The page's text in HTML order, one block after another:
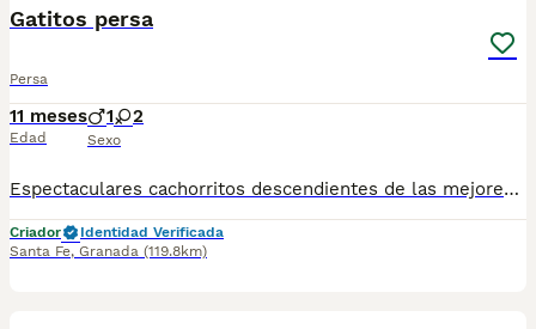
Gatitos persa
Persa
11 meses
Edad
1 2
Sexo
Espectaculares cachorritos descendientes de las mejores líneas de sangre. Disponibles machos y hembras Las camadas están bajo supervisión veterinaria desde su nacimiento hasta que son entregadas a su nueva familia. Criados por un equipo de profesionales y mejores personas que, con años de experiencia a sus espaldas, cuidan a los animales por vocación, aplicando una cría ética y responsable para que cada cachorro se desarrolle con la mejor salud y con un buen temperamento. Todos los cachorritos se entregan con unos dos meses y medio de edad y sus vacunas correspondientes, desparasitados interna y externamente, con certificado de salud, y garantía tanto por enfermedad vírica como congénito genética. Posibilidad de entregar en toda España mediante transporte propio habilitado para perros y con chofer privado. Los precios pueden variar según las características y morfología de cada cachorro. Puedes contactar en el 696 09 34 48
Criador
Identidad Verificada
Santa Fe, Granada (119.8km)